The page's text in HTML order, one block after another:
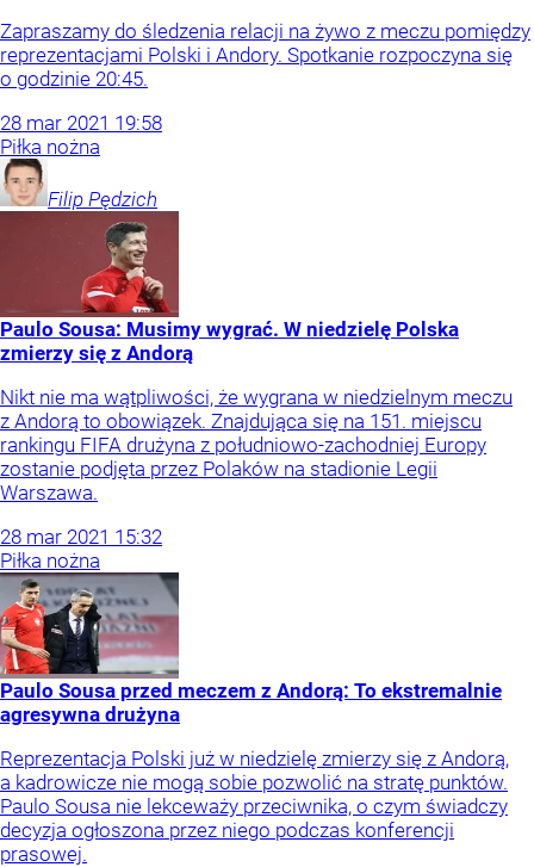
Zapraszamy do śledzenia relacji na żywo z meczu pomiędzy
reprezentacjami Polski i Andory. Spotkanie rozpoczyna się
o godzinie 20:45.
28 mar 2021 19:58
Piłka nożna
Filip Pędzich
Paulo Sousa: Musimy wygrać. W niedzielę Polska
zmierzy się z Andorą
Nikt nie ma wątpliwości, że wygrana w niedzielnym meczu
z Andorą to obowiązek. Znajdująca się na 151. miejscu
rankingu FIFA drużyna z południowo-zachodniej Europy
zostanie podjęta przez Polaków na stadionie Legii
Warszawa.
28 mar 2021 15:32
Piłka nożna
Paulo Sousa przed meczem z Andorą: To ekstremalnie
agresywna drużyna
Reprezentacja Polski już w niedzielę zmierzy się z Andorą,
a kadrowicze nie mogą sobie pozwolić na stratę punktów.
Paulo Sousa nie lekceważy przeciwnika, o czym świadczy
decyzja ogłoszona przez niego podczas konferencji
prasowej.